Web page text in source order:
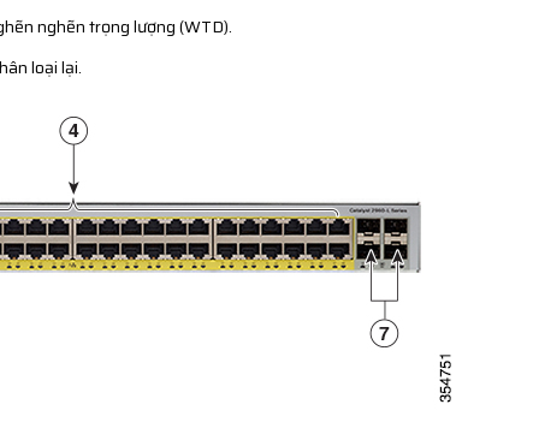
nghẽn trọng lượng (WTD).
loại lại.